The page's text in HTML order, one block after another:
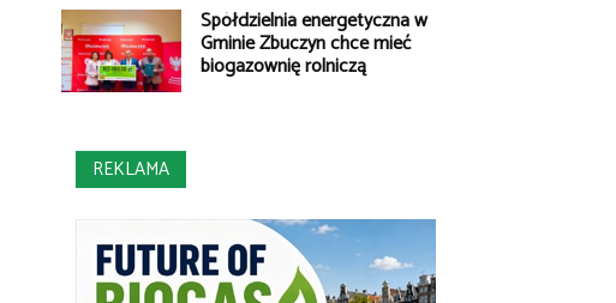
Spółdzielnia energetyczna w
Gminie Zbuczyn chce mieć
biogazownię rolniczą
REKLAMA